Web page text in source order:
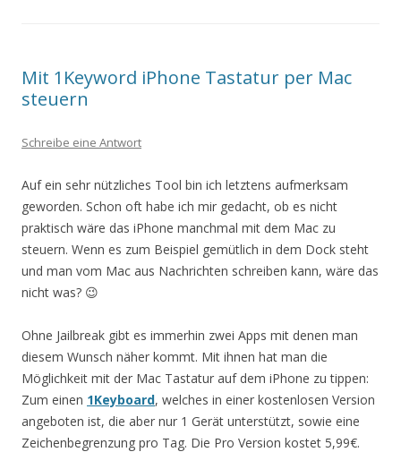
Mit 1Keyword iPhone Tastatur per Mac
steuern
Schreibe eine Antwort
Auf ein sehr nützliches Tool bin ich letztens aufmerksam
geworden. Schon oft habe ich mir gedacht, ob es nicht
praktisch wäre das iPhone manchmal mit dem Mac zu
steuern. Wenn es zum Beispiel gemütlich in dem Dock steht
und man vom Mac aus Nachrichten schreiben kann, wäre das
nicht was? 😉
Ohne Jailbreak gibt es immerhin zwei Apps mit denen man
diesem Wunsch näher kommt. Mit ihnen hat man die
Möglichkeit mit der Mac Tastatur auf dem iPhone zu tippen:
Zum einen 1Keyboard, welches in einer kostenlosen Version
angeboten ist, die aber nur 1 Gerät unterstützt, sowie eine
Zeichenbegrenzung pro Tag. Die Pro Version kostet 5,99€.